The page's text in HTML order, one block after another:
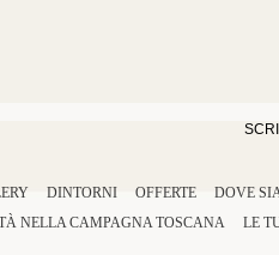
DINTORNI OFFERTE
DOVE
NELLACAMPAGNA TOSCANA LE